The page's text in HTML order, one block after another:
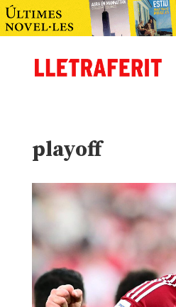
playoff